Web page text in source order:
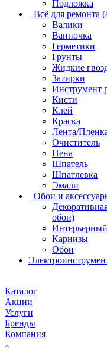
Подложка
Всё для ремонта
Валики
Ванночка
Герметики
Грунты
Жидкие
Затирки
Инструмент
Кисти
Клей
Краска
Лента/
Очиститель
Пена
Шпатель
Шпатлевка
Эмали
Обои и
обои)
Интерьерный
Карнизы
Обои
Каталог
Акции
Услуги
Бренды
Компания